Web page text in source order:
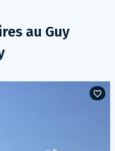
au Guy